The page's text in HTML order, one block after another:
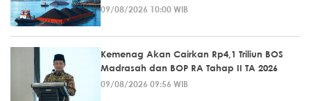
09/08/2026 10:00 WIB
Kemenag Akan Cairkan Rp4,1 Triliun BOS
Madrasah dan BOP RA Tahap II TA 2026
09/08/2026 09:56 WIB